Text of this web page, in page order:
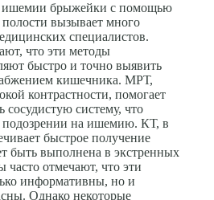
ишемии брыжейки с помощью
вызывает много
специалистов.
что эти методы
быстро и точно выявить
кишечника. МРТ,
контрастности, помогает
сосудистую систему, что
на ишемию. КТ, в
быстрое получение
быть выполнена в экстренных
часто отмечают, что эти
информативны, но и
Однако некоторые